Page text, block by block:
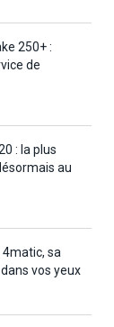
250+ :
de
: la plus
au
4matic, sa
vos yeux